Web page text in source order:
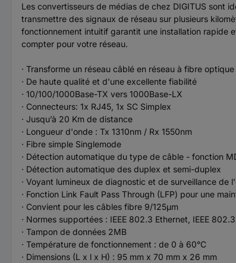
Les convertisseurs de médias de chez DIGITUS sont
transmettre des signaux de réseau sur plusieurs
fonctionnement intuitif garantit une installation rapide
compter pour votre réseau.
· Transforme un réseau câblé en réseau à fibre optique
· De haute qualité et d'une excellente fiabilité
· 10/100/1000Base-TX vers 1000Base-LX
· Connecteurs: 1x RJ45, 1x SC Simplex
· Jusqu’à 20 Km de distance
· Longueur d'onde : Tx 1310nm / Rx 1550nm
· Fibre simple Singlemode
· Détection automatique du type de câble - fonction
· Détection automatique des duplex et semi-duplex
· Voyant lumineux de diagnostic et de surveillance
· Fonction Link Fault Pass Through (LFP) pour une
· Convient pour les câbles fibre 9/125µm
· Normes supportées : IEEE 802.3 Ethernet, IEEE
· Tampon de données 2MB
· Température de fonctionnement : de 0 à 60°C
· Dimensions (L x l x H) : 95 mm x 70 mm x 26 mm